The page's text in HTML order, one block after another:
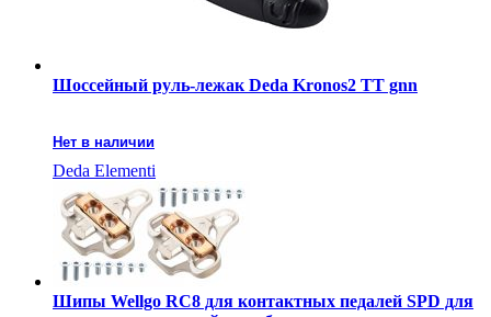
Шоссейный руль-лежак Deda Kronos2 TT gnn
Нет в наличии
Deda Elementi
Шипы Wellgo RC8 для контактных педалей SPD для